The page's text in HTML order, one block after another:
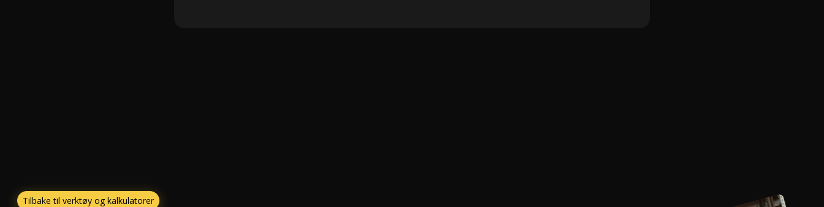
Tilbake til verktøy og kalkulatorer